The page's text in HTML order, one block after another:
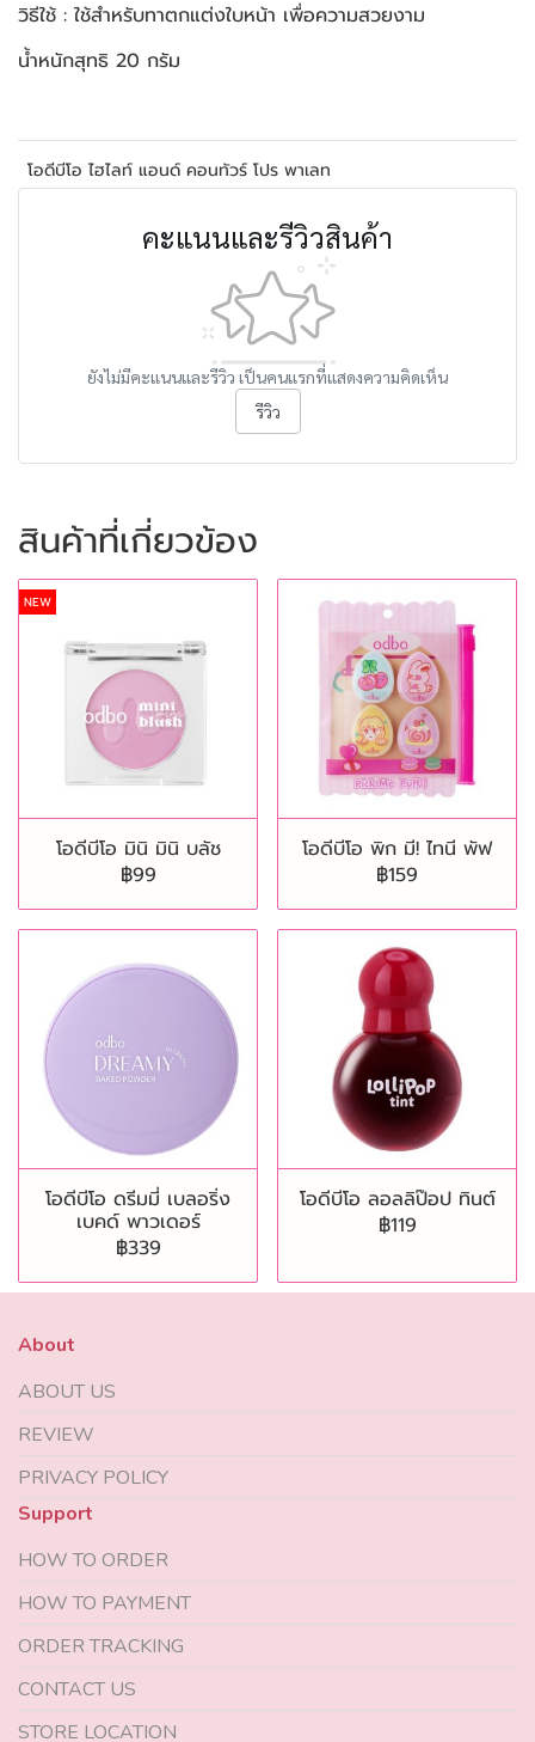
วิธีใช้ : ใช้สำหรับทาตกแต่งใบหน้า เพื่อความสวยงาม
น้ำหนักสุทธิ 20 กรัม
โอดีบีโอ ไฮไลท์ แอนด์ คอนทัวร์ โปร พาเลท
คะแนนและรีวิวสินค้า
ยังไม่มีคะแนนและรีวิว เป็นคนแรกที่แสดงความคิดเห็น
รีวิว
สินค้าที่เกี่ยวข้อง
NEW
โอดีบีโอ มินิ มินิ บลัช
฿99
โอดีบีโอ พิก มี! ไทนี พัฟ
฿159
โอดีบีโอ ดรีมมี่ เบลอริ่ง
เบคด์ พาวเดอร์
฿339
โอดีบีโอ ลอลลิป๊อป ทินต์
฿119
About
ABOUT US
REVIEW
PRIVACY POLICY
Support
HOW TO ORDER
HOW TO PAYMENT
ORDER TRACKING
CONTACT US
STORE LOCATION